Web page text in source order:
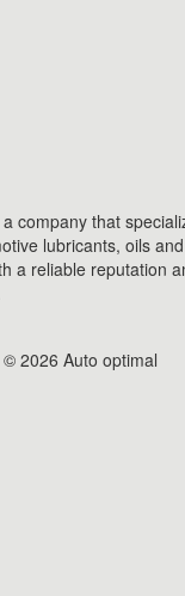
company that
lubricants, oils
a reliable reputation
© 2026 Auto optimal